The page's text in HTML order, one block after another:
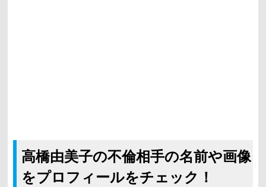
高橋由美子の不倫相手の名前や画像
をプロフィールをチェック！